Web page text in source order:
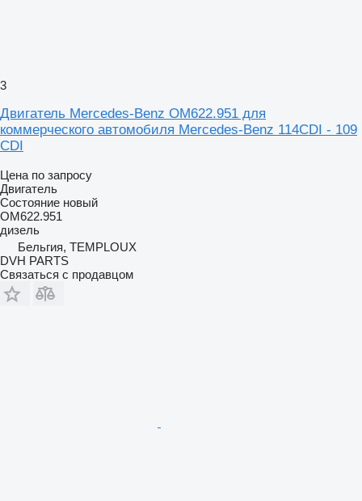
3
Двигатель Mercedes-Benz OM622.951 для
коммерческого автомобиля Mercedes-Benz 114CDI - 109
CDI
Цена по запросу
Двигатель
Состояние новый
OM622.951
дизель
Бельгия, TEMPLOUX
DVH PARTS
Связаться с продавцом